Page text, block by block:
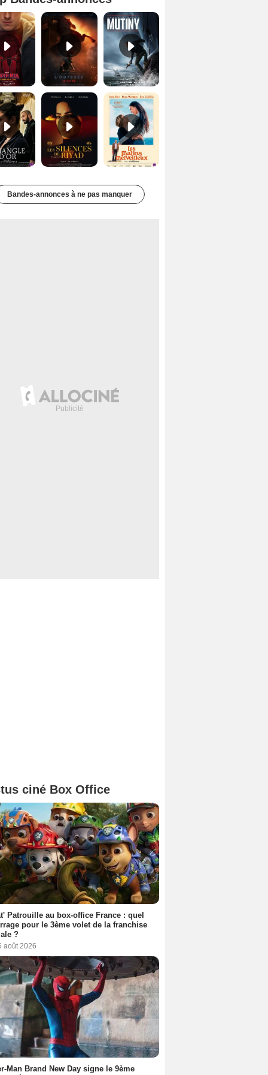
Spider-Man: Brand New Day Bande-annonce VO STFR L'Odyssée Bande-annonce VO STFR
Les Silences de Riyad Bande-annonce VO STFR Les Matins merveilleux Bande-annonce VF
Bandes-annonces à ne pas manquer
ciné Box Office
Patrouille au box-office France : quel
pour le 3ème volet de la franchise
?
août 2026
Man Brand New Day signe le 9ème